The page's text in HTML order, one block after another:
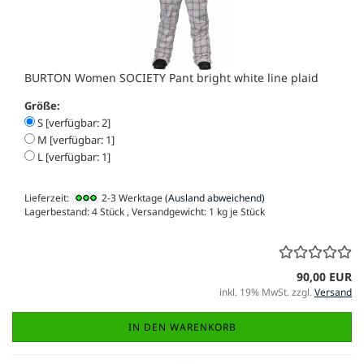
BURTON Women SOCIETY Pant bright white line plaid
Größe:
S [verfügbar: 2]
M [verfügbar: 1]
L [verfügbar: 1]
Lieferzeit: 2-3 Werktage(Ausland abweichend)
Lagerbestand: 4 Stück , Versandgewicht: 1 kg je Stück
90,00 EUR
inkl. 19% MwSt. zzgl.Versand
IN DEN WARENKORB